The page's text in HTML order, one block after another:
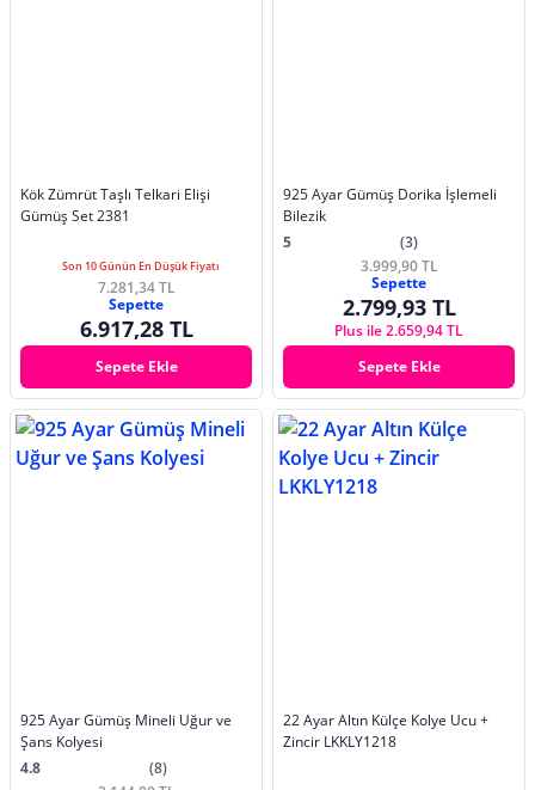
Kök Zümrüt Taşlı Telkari Elişi
Gümüş Set 2381
Son 10 Günün En Düşük Fiyatı
7.281,34 TL
Sepette
6.917,28 TL
Sepete Ekle
925 Ayar Gümüş Dorika İşlemeli
Bilezik
5
(3)
3.999,90 TL
Sepette
2.799,93 TL
Plus ile 2.659,94 TL
Sepete Ekle
925 Ayar Gümüş Mineli Uğur ve
Şans Kolyesi
4.8
(8)
22 Ayar Altın Külçe Kolye Ucu +
Zincir LKKLY1218